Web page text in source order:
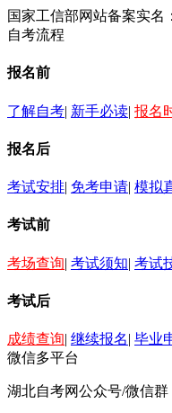
国家工信部网站备案实名
自考流程
报名前
了解自考| 新手必读| 报名
报名后
考试安排| 免考申请| 模拟
考试前
考场查询| 考试须知| 考试
考试后
成绩查询| 继续报名| 毕业
微信多平台
湖北自考网公众号/微信群